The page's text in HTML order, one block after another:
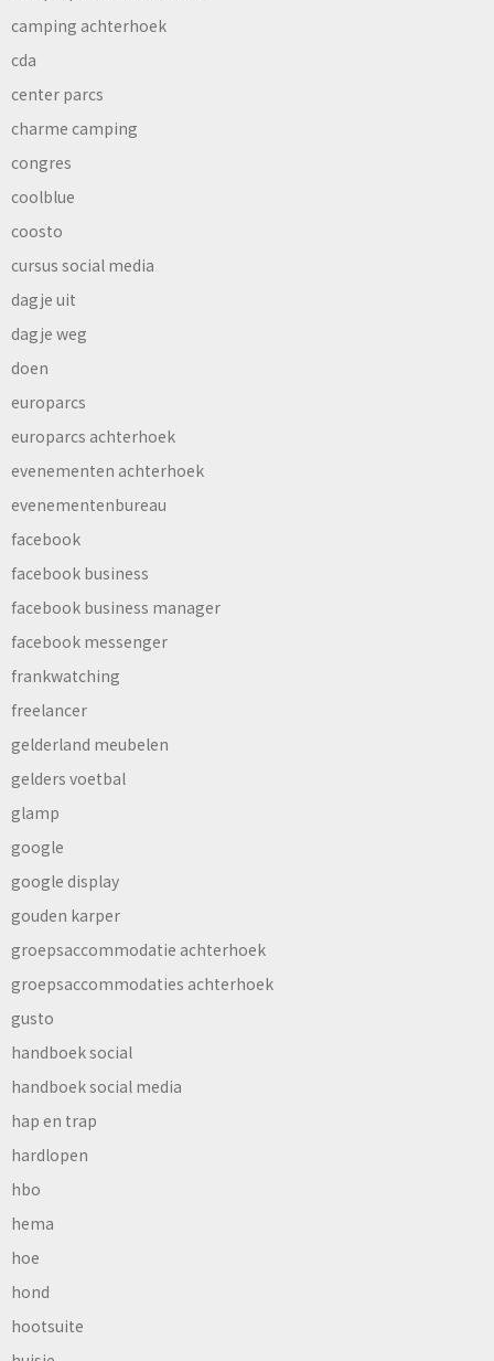
camping achterhoek
cda
center parcs
charme camping
congres
coolblue
coosto
cursus social media
dagje uit
dagje weg
doen
europarcs
europarcs achterhoek
evenementen achterhoek
evenementenbureau
facebook
facebook business
facebook business manager
facebook messenger
frankwatching
freelancer
gelderland meubelen
gelders voetbal
glamp
google
google display
gouden karper
groepsaccommodatie achterhoek
groepsaccommodaties achterhoek
gusto
handboek social
handboek social media
hap en trap
hardlopen
hbo
hema
hoe
hond
hootsuite